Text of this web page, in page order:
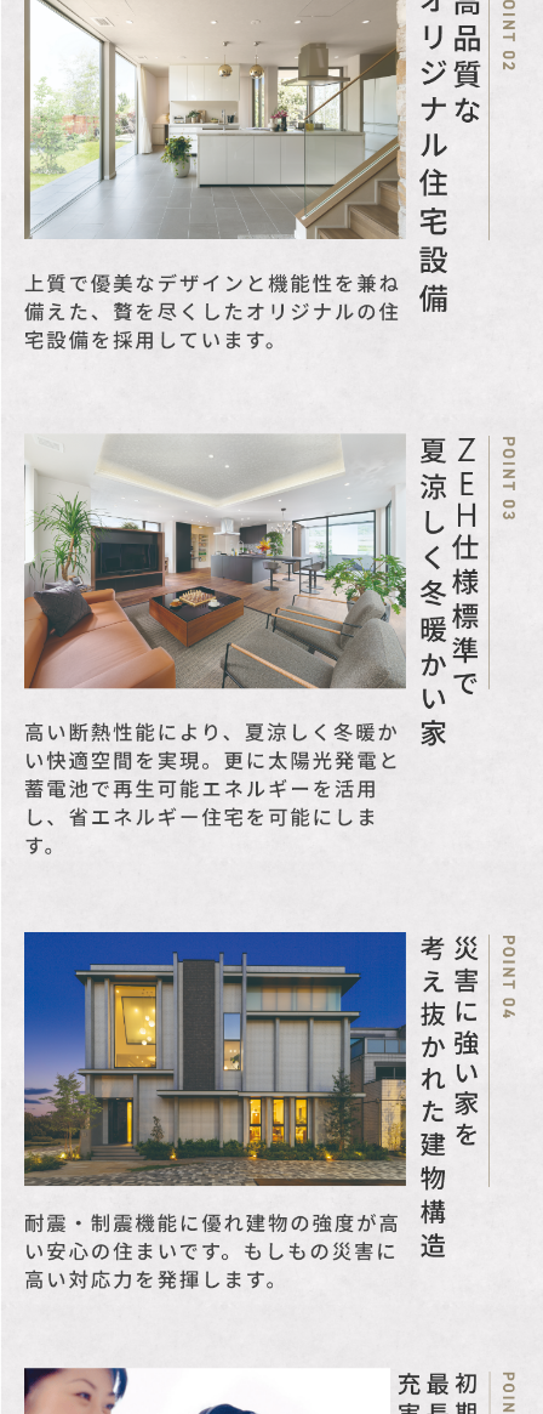
不動産公正取引協議会）
〒163-0206東京都新宿区
西新宿2-6-1 TEL:03-
法令に基づく制
限
景観法、 宅地造成工事規
制区域、 高度地区、 準防
火地域、 高さ最高限度
（No.1）、都市緑地法、
新たな防火規制区域
その他特記事項
【建築条件付き土地】
土地売買契約から3ヶ月以
内に、住友不動産ハウジ
ングと建築請負契約の締
結が条件です。
※この期限を過ぎると契
約は解除され、土地代金
します。
※土地区画の分筆未了の
ため、記載の土地面積に
差異が生じる場合があり
ます。
※世田谷区風景づくり条
例あり。
※世田谷区中高層建築物